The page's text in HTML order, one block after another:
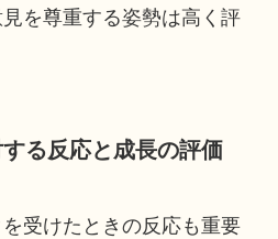
を尊重する姿勢は高く評
る反応と成長の評価
受けたときの反応も重要